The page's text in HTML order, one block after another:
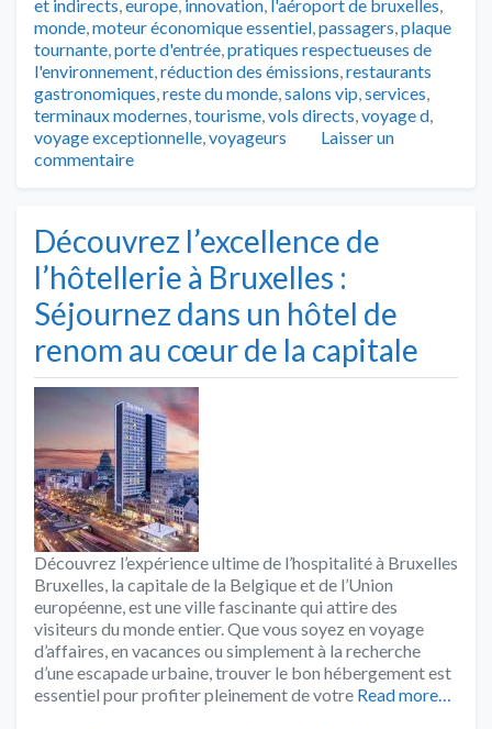
et indirects,europe, innovation, l'aéroport de bruxelles,
monde,moteur économique essentiel,passagers,plaque
tournante,porte d'entrée,pratiques respectueuses de
l'environnement,réduction des émissions,restaurants
gastronomiques,reste du monde,salons vip,services,
terminaux modernes,tourisme,vols directs,voyage d,
voyage exceptionnelle,voyageurs
Laisser un
commentaire
Découvrez l’excellence de
l’hôtellerie à Bruxelles :
Séjournez dans un hôtel de
renom au cœur de la capitale
Découvrez l’expérience ultime de l’hospitalité à Bruxelles
Bruxelles, la capitale de la Belgique et de l’Union
européenne, est une ville fascinante qui attire des
visiteurs du monde entier. Que vous soyez en voyage
d’affaires, en vacances ou simplement à la recherche
d’une escapade urbaine, trouver le bon hébergement est
essentiel pour profiter pleinement de votre Read more…